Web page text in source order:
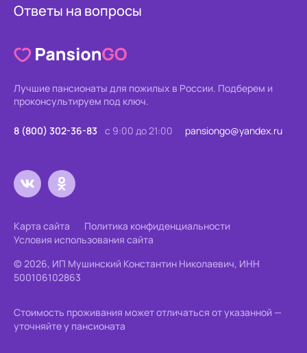
Ответы на вопросы
Лучшие пансионаты для пожилых в России. Подберем и
проконсультируем под ключ.
8 (800) 302-36-83 с 9:00 до 21:00 pansiongo@yandex.ru
Карта сайта
Политика конфиденциальности
Условия использования сайта
© 2026, ИП Мушинский Константин Николаевич, ИНН
500106102863
Стоимость проживания может отличаться от указанной —
уточняйте у пансионата